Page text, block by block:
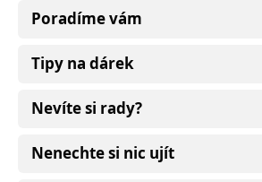
Poradíme vám
Tipy na dárek
Nevíte si rady?
Nenechte si nic ujít